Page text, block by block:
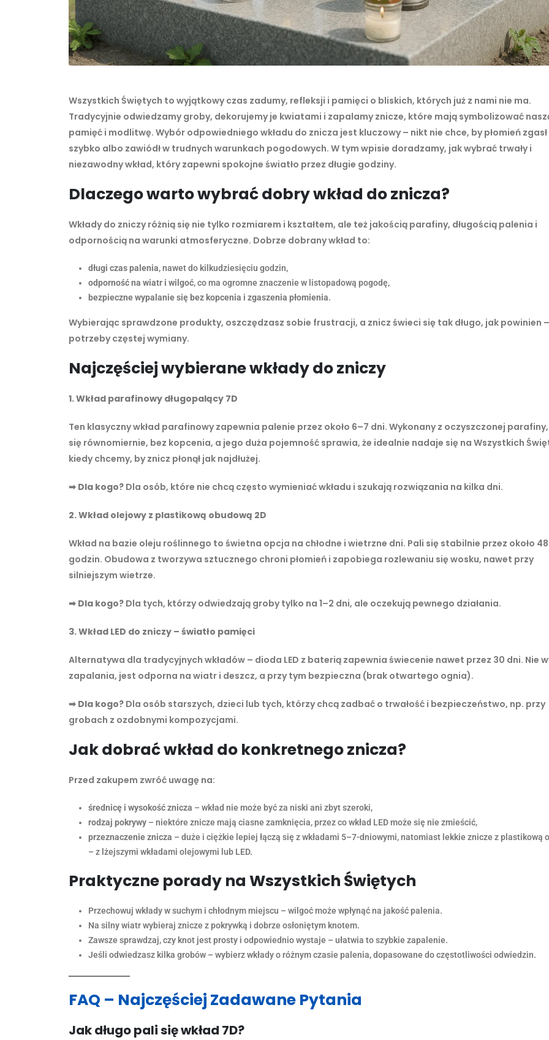
Wszystkich Świętych to wyjątkowy czas zadumy, refleksji i pamięci o bliskich, których już z nami nie ma.
Tradycyjnie odwiedzamy groby, dekorujemy je kwiatami i zapalamy znicze, które mają symbolizować
pamięć i modlitwę. Wybór odpowiedniego wkładu do znicza jest kluczowy – nikt nie chce, by płomień
szybko albo zawiódł w trudnych warunkach pogodowych. W tym wpisie doradzamy, jak wybrać trwały i
niezawodny wkład, który zapewni spokojne światło przez długie godziny.
Dlaczego warto wybrać dobry wkład do znicza?
Wkłady do zniczy różnią się nie tylko rozmiarem i kształtem, ale też jakością parafiny, długością palenia i
odpornością na warunki atmosferyczne. Dobrze dobrany wkład to:
długi czas palenia, nawet do kilkudziesięciu godzin,
odporność na wiatr i wilgoć, co ma ogromne znaczenie w listopadową pogodę,
bezpieczne wypalanie się bez kopcenia i zgaszenia płomienia.
Wybierając sprawdzone produkty, oszczędzasz sobie frustracji, a znicz świeci się tak długo, jak powinien
potrzeby częstej wymiany.
Najczęściej wybierane wkłady do zniczy
1. Wkład parafinowy długopalący 7D
Ten klasyczny wkład parafinowy zapewnia palenie przez około 6–7 dni. Wykonany z oczyszczonej
się równomiernie, bez kopcenia, a jego duża pojemność sprawia, że idealnie nadaje się na Wszystkich
kiedy chcemy, by znicz płonął jak najdłużej.
➡ Dla kogo? Dla osób, które nie chcą często wymieniać wkładu i szukają rozwiązania na kilka dni.
2. Wkład olejowy z plastikową obudową 2D
Wkład na bazie oleju roślinnego to świetna opcja na chłodne i wietrzne dni. Pali się stabilnie przez około 48
godzin. Obudowa z tworzywa sztucznego chroni płomień i zapobiega rozlewaniu się wosku, nawet przy
silniejszym wietrze.
➡ Dla kogo? Dla tych, którzy odwiedzają groby tylko na 1–2 dni, ale oczekują pewnego działania.
3. Wkład LED do zniczy – światło pamięci
Alternatywa dla tradycyjnych wkładów – dioda LED z baterią zapewnia świecenie nawet przez 30 dni. Nie
zapalania, jest odporna na wiatr i deszcz, a przy tym bezpieczna (brak otwartego ognia).
➡ Dla kogo? Dla osób starszych, dzieci lub tych, którzy chcą zadbać o trwałość i bezpieczeństwo, np. przy
grobach z ozdobnymi kompozycjami.
Jak dobrać wkład do konkretnego znicza?
Przed zakupem zwróć uwagę na:
średnicę i wysokość znicza – wkład nie może być za niski ani zbyt szeroki,
rodzaj pokrywy – niektóre znicze mają ciasne zamknięcia, przez co wkład LED może się nie zmieścić,
przeznaczenie znicza – duże i ciężkie lepiej łączą się z wkładami 5–7-dniowymi, natomiast lekkie znicze z plastikową
– z lżejszymi wkładami olejowymi lub LED.
Praktyczne porady na Wszystkich Świętych
Przechowuj wkłady w suchym i chłodnym miejscu – wilgoć może wpłynąć na jakość palenia.
Na silny wiatr wybieraj znicze z pokrywką i dobrze osłoniętym knotem.
Zawsze sprawdzaj, czy knot jest prosty i odpowiednio wystaje – ułatwia to szybkie zapalenie.
Jeśli odwiedzasz kilka grobów – wybierz wkłady o różnym czasie palenia, dopasowane do częstotliwości odwiedzin.
FAQ – Najczęściej Zadawane Pytania
Jak długo pali się wkład 7D?